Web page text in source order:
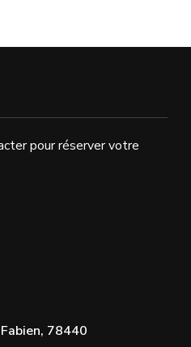
pour réserver votre
78440